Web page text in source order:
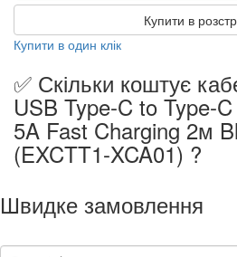
Купити в
Купити в один клік
✅ Скільки коштує
USB Type-C to Type-
5A Fast Charging 2м
(EXCTT1-XCA01) ?
Швидке замовлення